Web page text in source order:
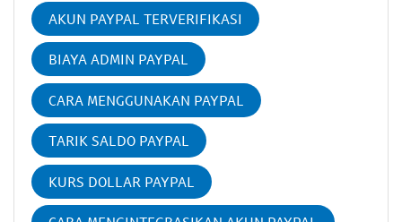
AKUN PAYPAL TERVERIFIKASI
BIAYA ADMIN PAYPAL
CARA MENGGUNAKAN PAYPAL
TARIK SALDO PAYPAL
KURS DOLLAR PAYPAL